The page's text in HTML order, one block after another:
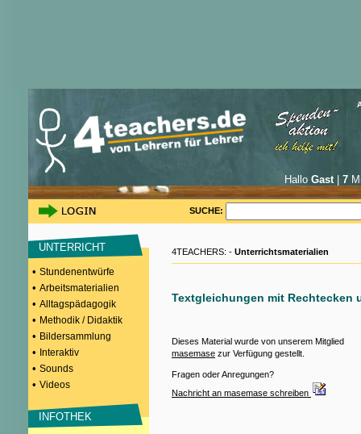
Hallo Gast| 7
SUCHE:
UNTERRICHT
• Stundenentwürfe
• Arbeitsmaterialien
• Alltagspädagogik
• Methodik / Didaktik
• Bildersammlung
• Interaktiv
• Sounds
• Videos
INFOTHEK
4TEACHERS: - Unterrichtsmaterialien
Textgleichungen mit Rechtecken
Dieses Material wurde von unserem Mitglied
masemase zur Verfügung gestellt.
Fragen oder Anregungen?
Nachricht an masemase schreiben